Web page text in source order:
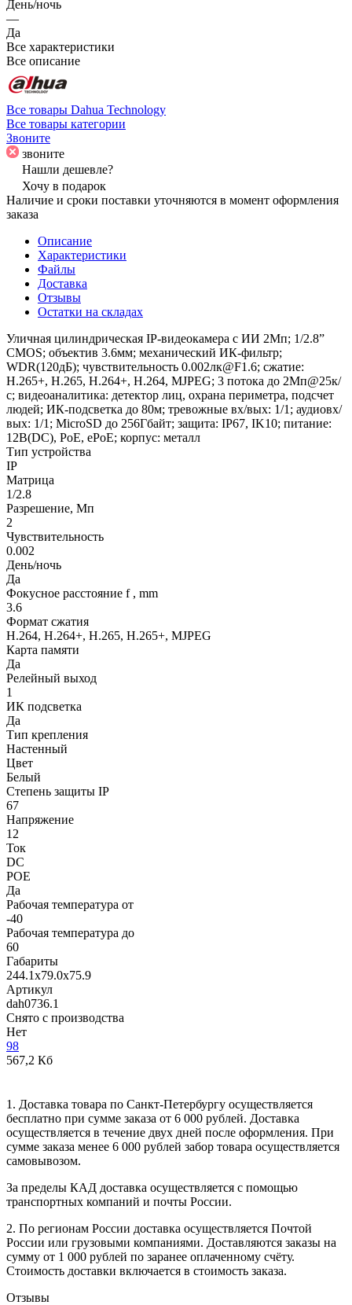
День/ночь
—
Да
Все характеристики
Все описание
Все товары Dahua Technology
Все товары категории
Звоните
звоните
Нашли дешевле?
Хочу в подарок
Наличие и сроки поставки уточняются в момент оформления
заказа
Описание
Характеристики
Файлы
Доставка
Отзывы
Остатки на складах
Уличная цилиндрическая IP-видеокамера с ИИ 2Мп; 1/2.8”
CMOS; объектив 3.6мм; механический ИК-фильтр;
WDR(120дБ); чувствительность 0.002лк@F1.6; сжатие:
H.265+, H.265, H.264+, H.264, MJPEG; 3 потока до 2Мп@25к/
с; видеоаналитика: детектор лиц, охрана периметра, подсчет
людей; ИК-подсветка до 80м; тревожные вх/вых: 1/1; аудиовх/
вых: 1/1; MicroSD до 256Гбайт; защита: IP67, IK10; питание:
12В(DC), PoE, ePoE; корпус: металл
Тип устройства
IP
Матрица
1/2.8
Разрешение, Мп
2
Чувствительность
0.002
День/ночь
Да
Фокусное расстояние f , mm
3.6
Формат сжатия
H.264, H.264+, H.265, H.265+, MJPEG
Карта памяти
Да
Релейный выход
1
ИК подсветка
Да
Тип крепления
Настенный
Цвет
Белый
Степень защиты IP
67
Напряжение
12
Ток
DC
POE
Да
Рабочая температура от
-40
Рабочая температура до
60
Габариты
244.1x79.0x75.9
Артикул
dah0736.1
Снято с производства
Нет
98
567,2 Кб
1. Доставка товара по Санкт-Петербургу осуществляется
бесплатно при сумме заказа от 6 000 рублей. Доставка
осуществляется в течение двух дней после оформления. При
сумме заказа менее 6 000 рублей забор товара осуществляется
самовывозом.
За пределы КАД доставка осуществляется с помощью
транспортных компаний и почты России.
2. По регионам России доставка осуществляется Почтой
России или грузовыми компаниями. Доставляются заказы на
сумму от 1 000 рублей по заранее оплаченному счёту.
Стоимость доставки включается в стоимость заказа.
Отзывы